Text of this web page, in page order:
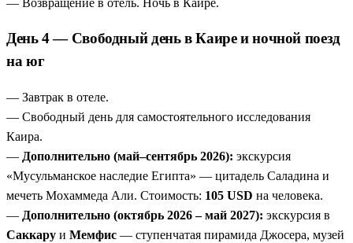
День 4 — Свободный день в Каире и ночной поезд
на юг
— Завтрак в отеле.
— Свободный день для самостоятельного исследования
Каира.
— Дополнительно (май–сентябрь 2026): экскурсия
«Мусульманское наследие Египта» — цитадель Саладина и
мечеть Мохаммеда Али. Стоимость: 105 USD на человека.
— Дополнительно (октябрь 2026 – май 2027): экскурсия в
Саккару и Мемфис — ступенчатая пирамида Джосера, музей